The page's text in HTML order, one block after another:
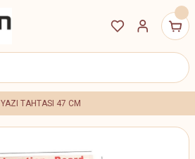
YAZI TAHTASI 47 CM